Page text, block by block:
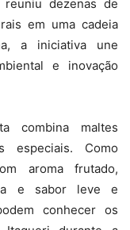
dezenas de
em uma cadeia
a iniciativa une
e inovação
combina maltes
especiais. Como
aroma frutado,
e sabor leve e
conhecer os